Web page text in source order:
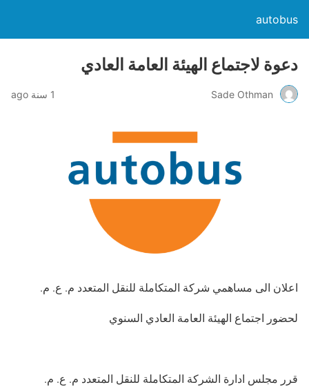
autobus
دعوة لاجتماع الهيئة العامة العادي
Sade Othman 1 سنة ago
اعلان الى مساهمي شركة المتكاملة للنقل المتعدد م. ع. م.
لحضور اجتماع الهيئة العامة العادي السنوي
قرر مجلس ادارة الشركة المتكاملة للنقل المتعدد م. ع. م.